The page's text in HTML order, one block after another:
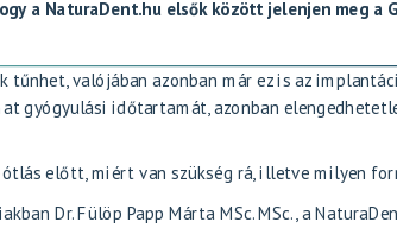
a NaturaDent.hu elsők között jelenjen meg a
tűnhet, valójában azonban már ez is az
gyógyulási időtartamát, azonban
előtt, miért van szükség rá, illetve milyen
Dr. Fülöp Papp Márta MSc. MSc., a